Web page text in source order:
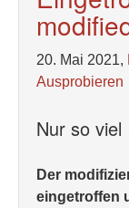
20. Mai 2021,
Ausprobieren
Nur so
Der
eingetroffen